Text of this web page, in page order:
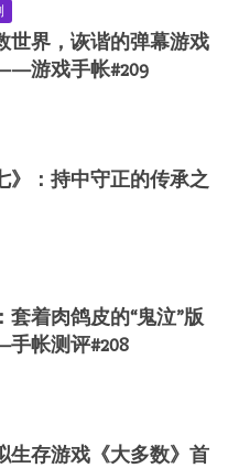
世界，诙谐的弹幕游戏
游戏手帐#209
》：持中守正的传承之
套着肉鸽皮的“鬼泣”版
帐测评#208
生存游戏《大多数》首